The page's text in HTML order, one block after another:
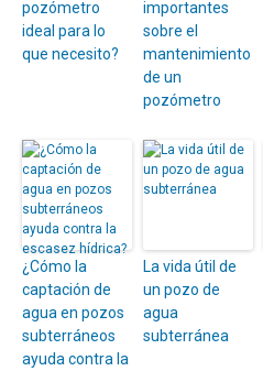
pozómetro
ideal para lo
que necesito?
importantes
sobre el
mantenimiento
de un
pozómetro
¿Cómo la
captación de
agua en pozos
subterráneos
ayuda contra la
La vida útil de
un pozo de
agua
subterránea